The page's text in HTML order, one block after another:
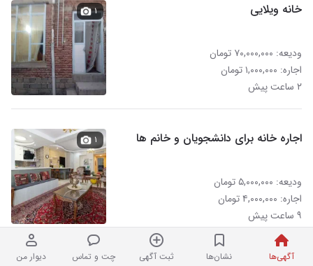
آگهی‌ها نشان‌ها ثبت آگهی چت و تماس دیوار من
خانه ویلایی
ودیعه: ۷۰,۰۰۰,۰۰۰ تومان
اجاره: ۱,۰۰۰,۰۰۰ تومان
۲ ساعت پیش
۱
اجاره خانه برای دانشجویان و خانم ها
ودیعه: ۵,۰۰۰,۰۰۰ تومان
اجاره: ۴,۰۰۰,۰۰۰ تومان
۹ ساعت پیش
۱